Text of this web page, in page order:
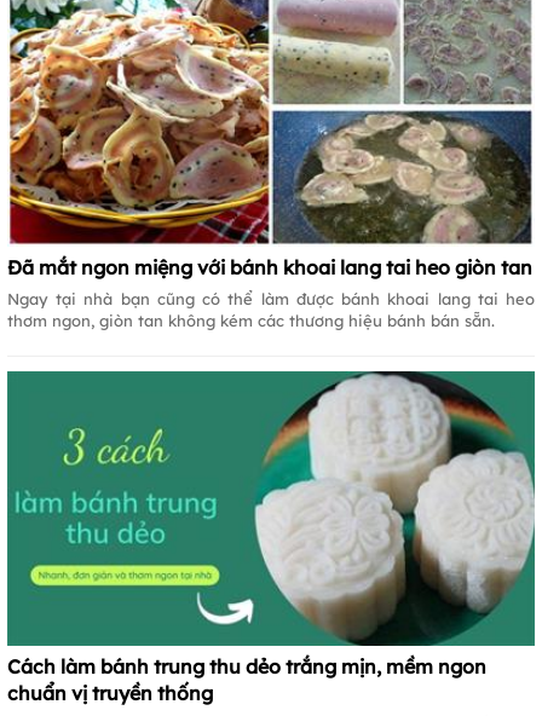
Đã mắt ngon miệng với bánh khoai lang tai heo giòn tan
Ngay tại nhà bạn cũng có thể làm được bánh khoai lang tai heo
thơm ngon, giòn tan không kém các thương hiệu bánh bán sẵn.
Cách làm bánh trung thu dẻo trắng mịn, mềm ngon
chuẩn vị truyền thống